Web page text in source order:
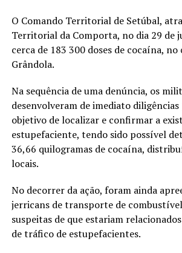
O Comando Territorial de Setúbal,
Territorial da Comporta, no dia 29 de
cerca de 183 300 doses de cocaína, no
Grândola.
Na sequência de uma denúncia, os
desenvolveram de imediato
objetivo de localizar e confirmar a
estupefaciente, tendo sido possível
36,66 quilogramas de cocaína,
locais.
No decorrer da ação, foram ainda
jerricans de transporte de
suspeitas de que estariam
de tráfico de estupefacientes.